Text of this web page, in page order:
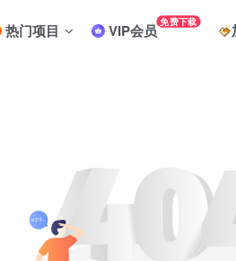
热门项目 VIP会员 免费下载